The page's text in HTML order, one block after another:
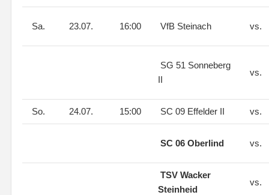
Sa. 23.07. 16:00 VfB Steinach vs.
SG 51 Sonneberg
II
vs.
So. 24.07. 15:00 SC 09 Effelder II vs.
SC 06 Oberlind vs.
TSV Wacker
Steinheid
vs.